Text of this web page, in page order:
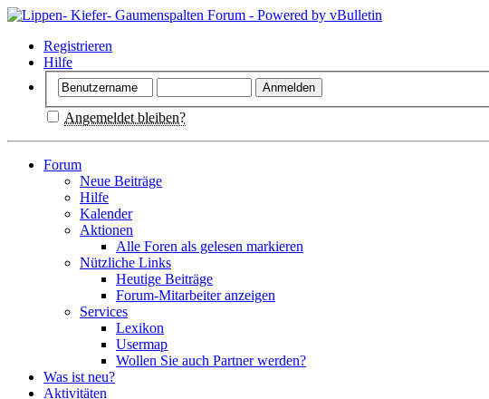
Registrieren
Hilfe
Angemeldet bleiben?
Forum
Neue Beiträge
Hilfe
Kalender
Aktionen
Alle Foren als gelesen markieren
Nützliche Links
Heutige Beiträge
Forum-Mitarbeiter anzeigen
Services
Lexikon
Usermap
Wollen Sie auch Partner werden?
Was ist neu?
Aktivitäten